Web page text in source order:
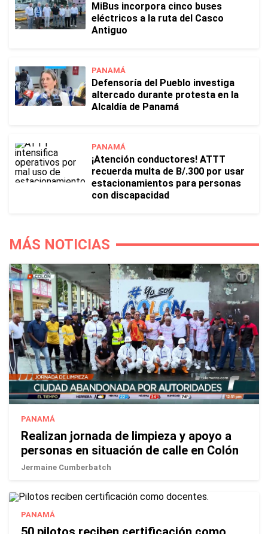
MiBus incorpora cinco buses
eléctricos a la ruta del Casco
Antiguo
PANAMÁ
Defensoría del Pueblo investiga
altercado durante protesta en la
Alcaldía de Panamá
PANAMÁ
¡Atención conductores! ATTT
recuerda multa de B/.300 por usar
estacionamientos para personas
con discapacidad
MÁS NOTICIAS
PANAMÁ
Realizan jornada de limpieza y apoyo a
personas en situación de calle en Colón
Jermaine Cumberbatch
PANAMÁ